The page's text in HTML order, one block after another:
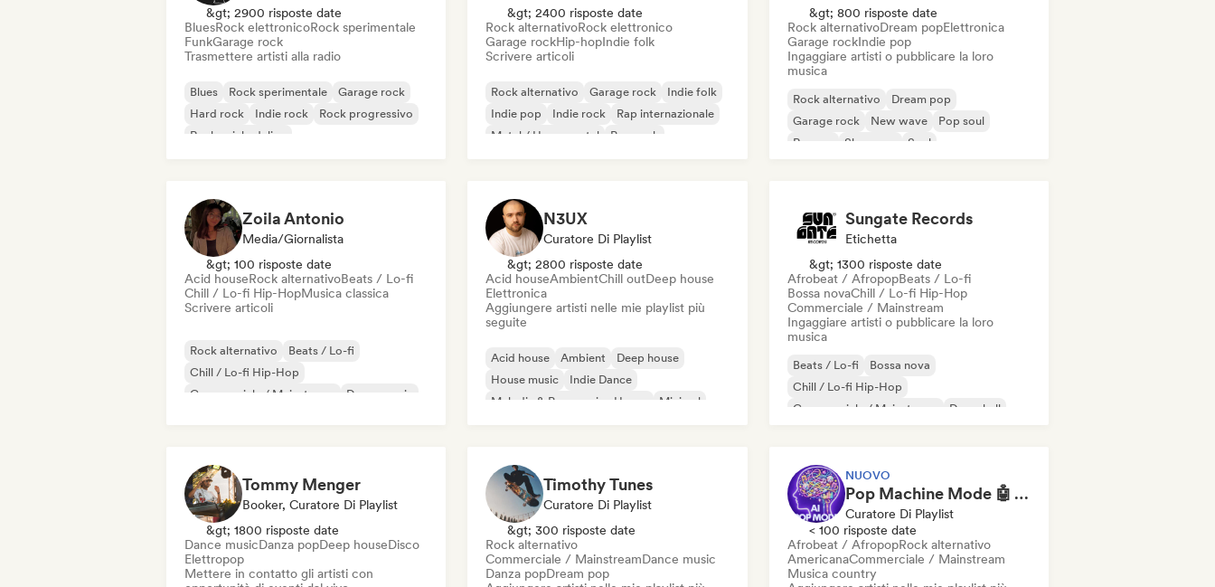
&gt; 2900 risposte date
BluesRock elettronicoRock sperimentale
FunkGarage rock
Trasmettere artisti alla radio
Blues Rock sperimentale
Garage rock
Hard rock
Indie rock
Rock progressivo
Rock psichedelico
&gt; 2400 risposte date
Rock alternativoRock elettronico
Garage rockHip-hopIndie folk
Scrivere articoli
Rock alternativo Garage rock
Indie folk
Indie pop
Indie rock
Rap internazionale
Metal / Heavy metal
Pop rock
&gt; 800 risposte date
Rock alternativoDream popElettronica
Garage rockIndie pop
Ingaggiare artisti o pubblicare la loro
musica
Rock alternativo
Dream pop
Garage rock
New wave
Pop soul
Reggae
Shoegaze Soul
Zoila Antonio
Media/Giornalista
&gt; 100 risposte date
Acid houseRock alternativoBeats / Lo-fi
Chill / Lo-fi Hip-HopMusica classica
Scrivere articoli
Rock alternativo
Beats / Lo-fi
Chill / Lo-fi Hip-Hop
Commerciale / Mainstream
Dance music
N3UX
Curatore Di Playlist
&gt; 2800 risposte date
Acid houseAmbientChill outDeep house
Elettronica
Aggiungere artisti nelle mie playlist più
seguite
Acid house Ambient
Deep house
House music
Indie Dance
Melodic & Progressive House
Minimal
Sungate Records
Etichetta
&gt; 1300 risposte date
Afrobeat / AfropopBeats / Lo-fi
Bossa novaChill / Lo-fi Hip-Hop
Commerciale / Mainstream
Ingaggiare artisti o pubblicare la loro
musica
Beats / Lo-fi
Bossa nova
Chill / Lo-fi Hip-Hop
Commerciale / Mainstream
Dancehall
Tommy Menger
Booker, Curatore Di Playlist
&gt; 1800 risposte date
Dance musicDanza popDeep houseDisco
Elettropop
Mettere in contatto gli artisti con
Timothy Tunes
Curatore Di Playlist
&gt; 300 risposte date
Rock alternativo
Commerciale / MainstreamDance music
Danza popDream pop
NUOVO
Pop Machine Mode 🤖 AI Music, Indie Pop & Dream Pop
Curatore Di Playlist
< 100 risposte date
Afrobeat / AfropopRock alternativo
AmericanaCommerciale / Mainstream
Musica country